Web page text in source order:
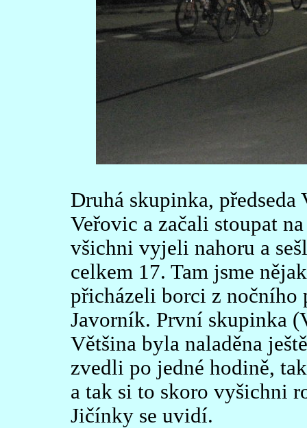
Druhá skupinka,
Veřovic a začali stoupat
všichni vyjeli nahoru a
celkem 17. Tam jsme
přicházeli borci z nočního
Javorník. První skupinka
Většina byla naladěna
zvedli po jedné hodině,
a tak si to skoro vyšichni
Jičínky se uvidí.